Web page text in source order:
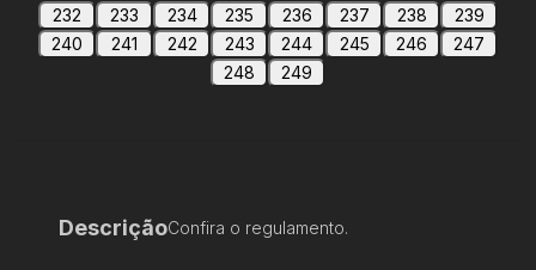
232
233 234 235 236 237 238
239
240
241 242 243 244 245 246
247
248
249
DescriçãoConfira o regulamento.